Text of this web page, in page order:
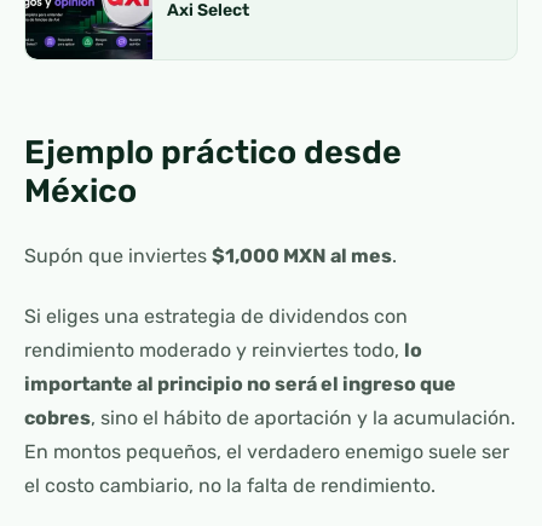
Axi Select
Ejemplo práctico desde
México
Supón que inviertes $1,000 MXN al mes.
Si eliges una estrategia de dividendos con
rendimiento moderado y reinviertes todo, lo
importante al principio no será el ingreso que
cobres, sino el hábito de aportación y la acumulación.
En montos pequeños, el verdadero enemigo suele ser
el costo cambiario, no la falta de rendimiento.